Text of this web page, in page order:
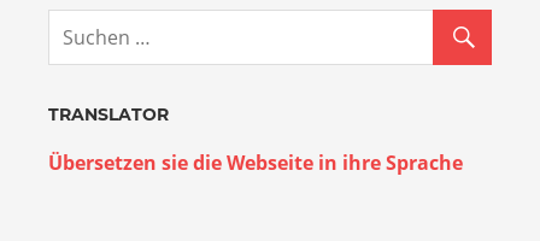
TRANSLATOR
Übersetzen sie die Webseite in ihre Sprache